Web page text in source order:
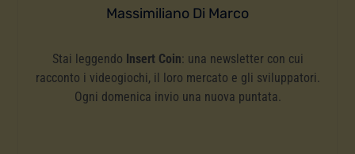
Massimiliano Di Marco
Stai leggendo Insert Coin: una newsletter con cui
racconto i videogiochi, il loro mercato e gli sviluppatori.
Ogni domenica invio una nuova puntata.